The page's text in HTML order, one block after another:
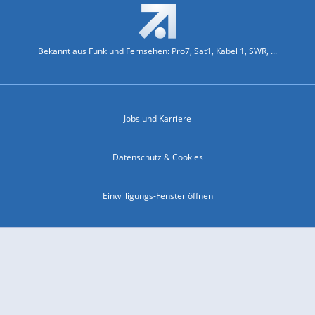
Bekannt aus Funk und Fernsehen: Pro7, Sat1, Kabel 1, SWR, ...
Jobs und Karriere
Datenschutz & Cookies
Einwilligungs-Fenster öffnen